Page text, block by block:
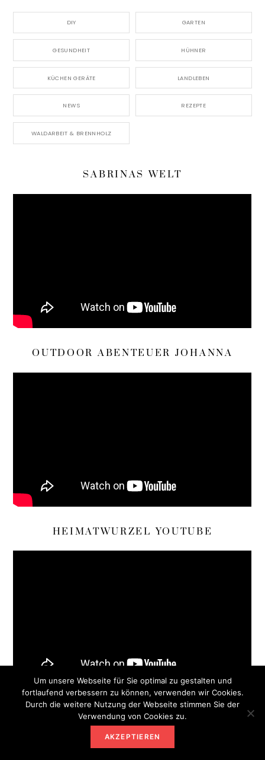
DIY GARTEN
GESUNDHEIT HÜHNER
KÜCHEN GERÄTE LANDLEBEN
NEWS REZEPTE
WALDARBEIT & BRENNHOLZ
SABRINAS WELT
OUTDOOR ABENTEUER JOHANNA
HEIMATWURZEL YOUTUBE
TRADITIONART LEBEN
Um unsere Webseite für Sie optimal zu gestalten und
fortlaufend verbessern zu können, verwenden wir Cookies.
Durch die weitere Nutzung der Webseite stimmen Sie der
Verwendung von Cookies zu.
AKZEPTIEREN